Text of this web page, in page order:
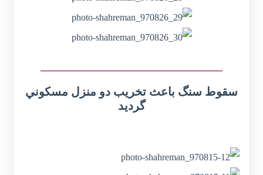
سقوط سنگ باعث تخريب دو منزل مسكوني
گرديد